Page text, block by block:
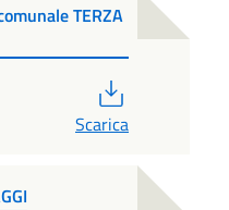
TERZA
Scarica